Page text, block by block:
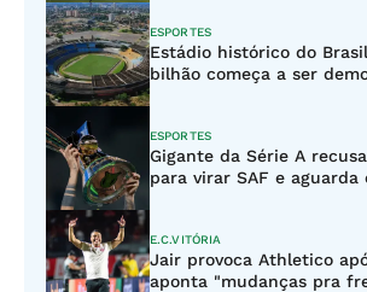
ESPORTES
Estádio histórico do
bilhão começa a ser
ESPORTES
Gigante da Série A
para virar SAF e
E.C.VITÓRIA
Jair provoca Athletico
aponta "mudanças pra